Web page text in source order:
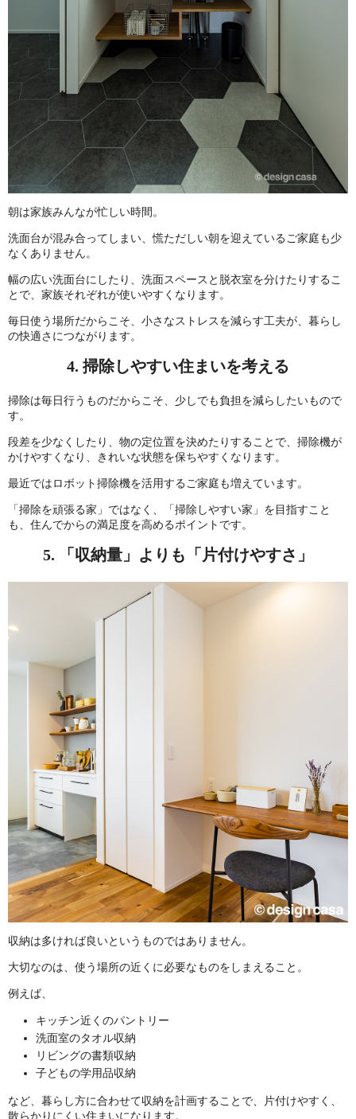
朝は家族みんなが忙しい時間。
洗面台が混み合ってしまい、慌ただしい朝を迎えているご家庭も少
なくありません。
幅の広い洗面台にしたり、洗面スペースと脱衣室を分けたりするこ
とで、家族それぞれが使いやすくなります。
毎日使う場所だからこそ、小さなストレスを減らす工夫が、暮らし
の快適さにつながります。
4. 掃除しやすい住まいを考える
掃除は毎日行うものだからこそ、少しでも負担を減らしたいもので
す。
段差を少なくしたり、物の定位置を決めたりすることで、掃除機が
かけやすくなり、きれいな状態を保ちやすくなります。
最近ではロボット掃除機を活用するご家庭も増えています。
「掃除を頑張る家」ではなく、「掃除しやすい家」を目指すこと
も、住んでからの満足度を高めるポイントです。
5. 「収納量」よりも「片付けやすさ」
収納は多ければ良いというものではありません。
大切なのは、使う場所の近くに必要なものをしまえること。
例えば、
キッチン近くのパントリー
洗面室のタオル収納
リビングの書類収納
子どもの学用品収納
など、暮らし方に合わせて収納を計画することで、片付けやすく、
散らかりにくい住まいになります。